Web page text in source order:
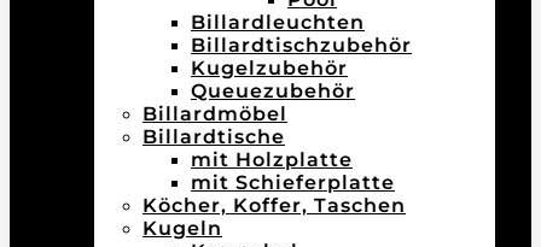
Billardleuchten
Billardtischzubehör
Kugelzubehör
Queuezubehör
Billardmöbel
Billardtische
mit Holzplatte
mit Schieferplatte
Köcher, Koffer, Taschen
Kugeln